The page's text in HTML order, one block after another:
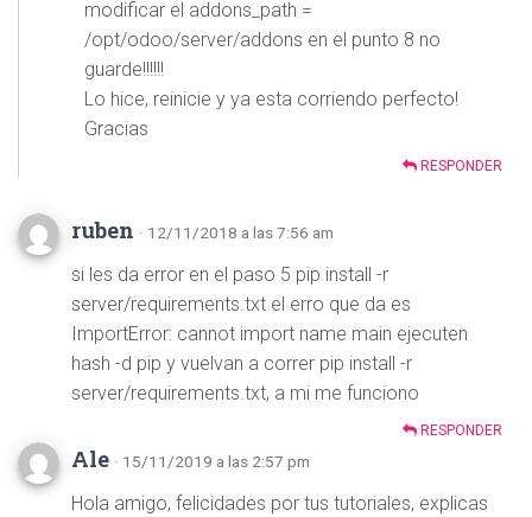
modificar el addons_path =
/opt/odoo/server/addons en el punto 8 no
guarde!!!!!!
Lo hice, reinicie y ya esta corriendo perfecto!
Gracias
RESPONDER
ruben · 12/11/2018 a las 7:56 am
si les da error en el paso 5 pip install -r
server/requirements.txt el erro que da es
ImportError: cannot import name main ejecuten
hash -d pip y vuelvan a correr pip install -r
server/requirements.txt, a mi me funciono
RESPONDER
Ale · 15/11/2019 a las 2:57 pm
Hola amigo, felicidades por tus tutoriales, explicas